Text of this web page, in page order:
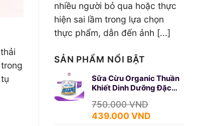
nhiều người bỏ qua hoặc thực
hiện sai lầm trong lựa chọn
thực phẩm, dẫn đến ảnh [...]
SẢN PHẨM NỔI BẬT
Sữa Cừu Organic Thuần
Khiết Dinh Dưỡng Đặc
750.000VND
Giá
439.000 VND